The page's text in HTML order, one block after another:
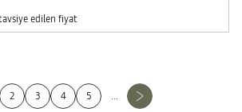
edilen fiyat
2 3 4 5 ...